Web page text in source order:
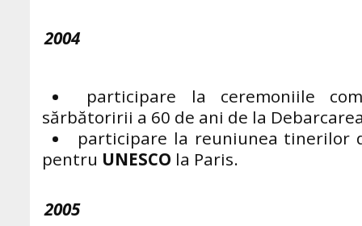
2004
participare la ceremoniile
sărbătoririi a 60 de ani de la
participare la reuniunea tinerilor
pentru UNESCO la Paris.
2005